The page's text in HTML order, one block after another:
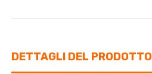
DETTAGLI DEL PRODOTTO